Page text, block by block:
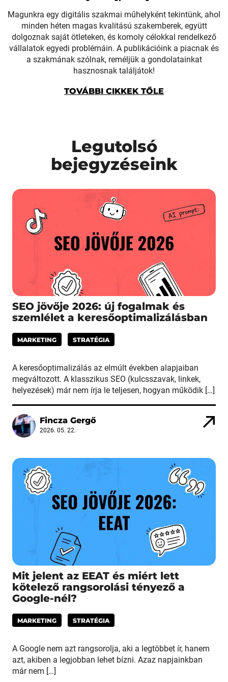
Magunkra egy digitális szakmai műhelyként tekintünk, ahol
minden héten magas kvalitású szakemberek, együtt
dolgoznak saját ötleteken, és komoly célokkal rendelkező
vállalatok egyedi problémáin. A publikációink a piacnak és
a szakmának szólnak, reméljük a gondolatainkat
hasznosnak találjátok!
TOVÁBBI CIKKEK TŐLE
Legutolsó
bejegyzéseink
SEO jövője 2026: új fogalmak és
szemlélet a keresőoptimalizálásban
MARKETING STRATÉGIA
A keresőoptimalizálás az elmúlt években alapjaiban
megváltozott. A klasszikus SEO (kulcsszavak, linkek,
helyezések) már nem írja le teljesen, hogyan működik […]
Fincza Gergő
2026. 05. 22.
Mit jelent az EEAT és miért lett
kötelező rangsorolási tényező a
Google-nél?
MARKETING STRATÉGIA
A Google nem azt rangsorolja, aki a legtöbbet ír, hanem
azt, akiben a legjobban lehet bízni. Azaz napjainkban
már nem […]